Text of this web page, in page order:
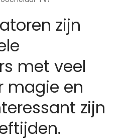
zijn
met veel
magie en
zijn